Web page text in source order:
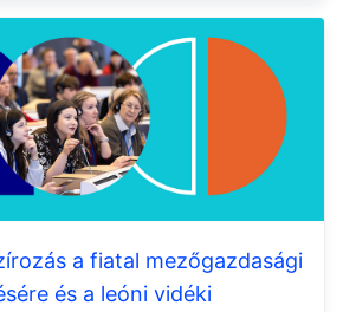
a fiatal mezőgazdasági
és a leóni vidéki